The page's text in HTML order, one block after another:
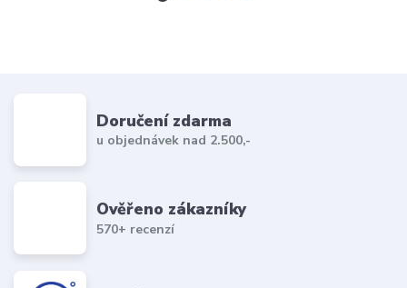
Doručení zdarma
u objednávek nad 2.500,-
Ověřeno zákazníky
570+ recenzí